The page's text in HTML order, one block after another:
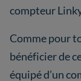
compteur
Comme pour
bénéficier de
équipé d’un